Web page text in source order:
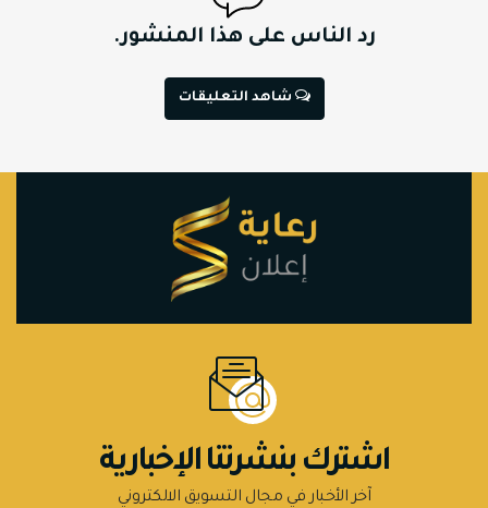
رد الناس على هذا المنشور.
شاهد التعليقات
اشترك بنشرتنا الإخبارية
آخر الأخبار في مجال التسويق الالكتروني